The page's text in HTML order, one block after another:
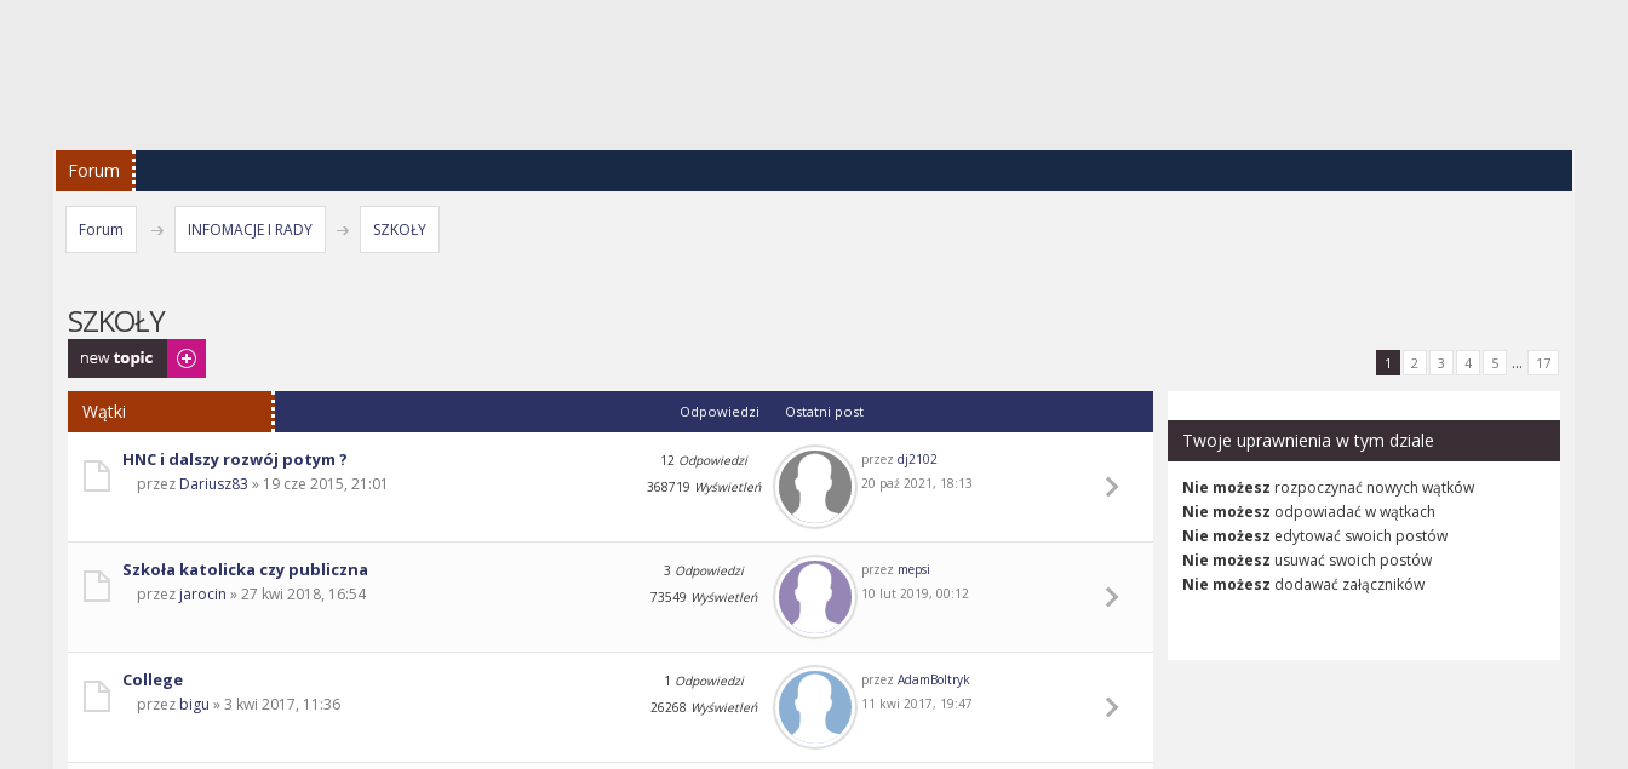
Forum
Forum INFOMACJE I RADY SZKOŁY
SZKOŁY
Napisz wątek
1 2 3 4 5 ... 17
Wątki Odpowiedzi Ostatni post
HNC i dalszy rozwój potym ?
przez Dariusz83 » 19 cze 2015, 21:01
12 Odpowiedzi
368719 Wyświetleń
przez dj2102
20 paź 2021, 18:13
Szkoła katolicka czy publiczna
przez jarocin » 27 kwi 2018, 16:54
3 Odpowiedzi
73549 Wyświetleń
przez mepsi
10 lut 2019, 00:12
College
przez bigu » 3 kwi 2017, 11:36
1 Odpowiedzi
26268 Wyświetleń
przez AdamBoltryk
11 kwi 2017, 19:47
Twoje uprawnienia w tym dziale
Nie możesz rozpoczynać nowych wątków
Nie możesz odpowiadać w wątkach
Nie możesz edytować swoich postów
Nie możesz usuwać swoich postów
Nie możesz dodawać załączników